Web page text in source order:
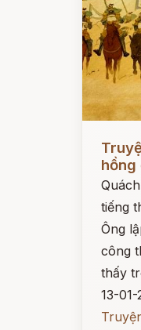
hồng
tiếng
Ông
công
thấy
13-01-